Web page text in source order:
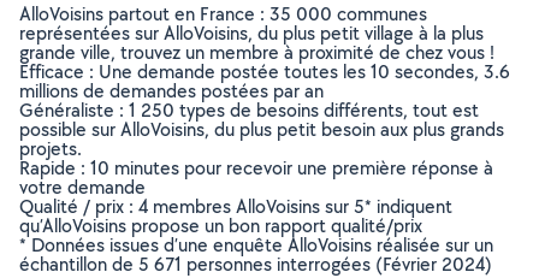
AlloVoisins partout en France : 35 000 communes
représentées sur AlloVoisins, du plus petit village à la plus
grande ville, trouvez un membre à proximité de chez vous !
Efficace : Une demande postée toutes les 10 secondes, 3.6
millions de demandes postées par an
Généraliste : 1 250 types de besoins différents, tout est
possible sur AlloVoisins, du plus petit besoin aux plus grands
projets.
Rapide : 10 minutes pour recevoir une première réponse à
votre demande
Qualité / prix : 4 membres AlloVoisins sur 5* indiquent
qu’AlloVoisins propose un bon rapport qualité/prix
* Données issues d’une enquête AlloVoisins réalisée sur un
échantillon de 5 671 personnes interrogées (Février 2024)